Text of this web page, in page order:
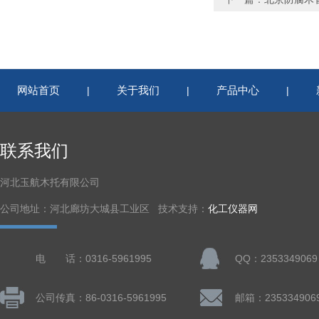
网站首页 | 关于我们 | 产品中心 |
联系我们
河北玉航木托有限公司
公司地址：河北廊坊大城县工业区 技术支持： 化工仪器网
电 话：0316-5961995 QQ：2353349069
公司传真：86-0316-5961995 邮箱：